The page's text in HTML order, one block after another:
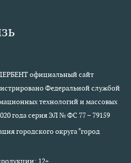
официальный сайт
Федеральной службой
технологий и массовых
года серия ЭЛ № ФС 77 – 79159
городского округа "город
12+